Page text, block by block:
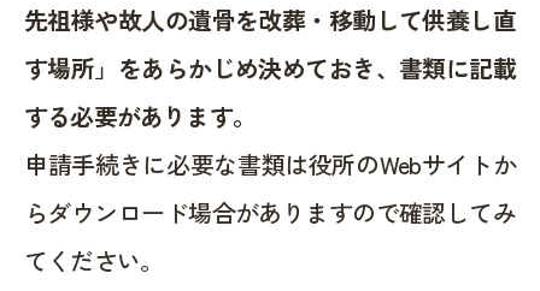
先祖様や故人の遺骨を改葬・移動して供養し直
す場所」をあらかじめ決めておき、書類に記載
する必要があります。
申請手続きに必要な書類は役所のWebサイトか
らダウンロード場合がありますので確認してみ
てください。